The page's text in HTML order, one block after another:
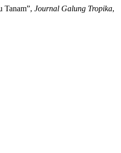
Tanam”, Journal Galung Tropika,